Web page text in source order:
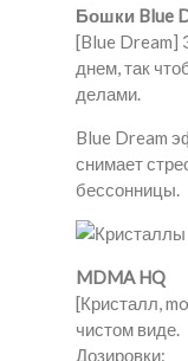
Бошки Blue
[Blue Dream]
днем, так
делами.
Blue Dream
снимает
бессонницы.
MDMA HQ
[Кристалл,
чистом виде.
Дозировки: